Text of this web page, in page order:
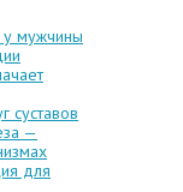
у мужчины
—
для